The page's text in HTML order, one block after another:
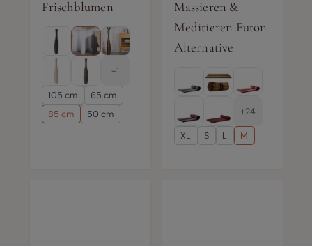
Frischblumen
+1
105 cm
65 cm
85 cm
50 cm
Massieren &
Meditieren Futon
Alternative
+24
XL S L M